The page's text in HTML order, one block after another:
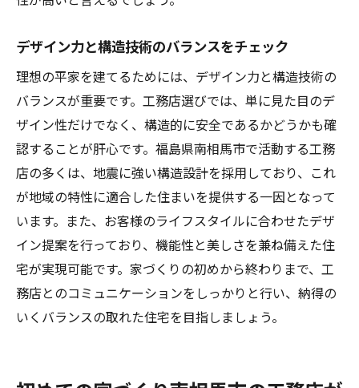
デザイン力と構造技術のバランスをチェック
理想の平家を建てるためには、デザイン力と構造技術の
バランスが重要です。工務店選びでは、単に見た目のデ
ザイン性だけでなく、構造的に安全であるかどうかも確
認することが肝心です。福島県南相馬市で活動する工務
店の多くは、地震に強い構造設計を採用しており、これ
が地域の特性に適合した住まいを提供する一因となって
います。また、お客様のライフスタイルに合わせたデザ
イン提案を行っており、機能性と美しさを兼ね備えた住
宅が実現可能です。家づくりの初めから終わりまで、工
務店とのコミュニケーションをしっかりと行い、納得の
いくバランスの取れた住宅を目指しましょう。